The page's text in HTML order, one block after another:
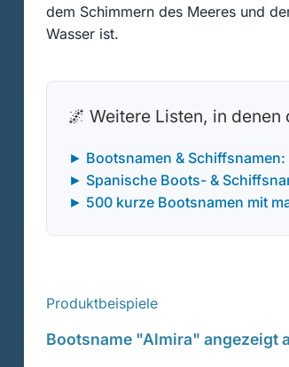
dem Schimmern des Meeres und
Wasser ist.
🌌 Weitere Listen, in
► Bootsnamen &
► Spanische Boots- &
► 500 kurze Bootsnamen mit
Produktbeispiele
Bootsname "Almira" angezeigt